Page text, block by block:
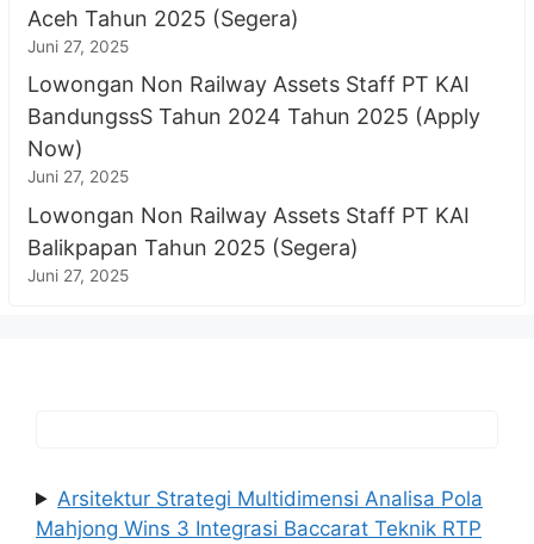
Aceh Tahun 2025 (Segera)
Juni 27, 2025
Lowongan Non Railway Assets Staff PT KAI
BandungssS Tahun 2024 Tahun 2025 (Apply
Now)
Juni 27, 2025
Lowongan Non Railway Assets Staff PT KAI
Balikpapan Tahun 2025 (Segera)
Juni 27, 2025
Arsitektur Strategi Multidimensi Analisa Pola
Mahjong Wins 3 Integrasi Baccarat Teknik RTP